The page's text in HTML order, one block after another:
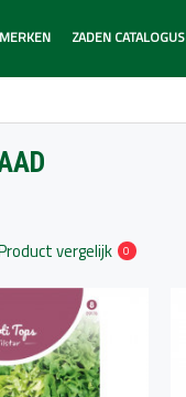
MERKEN ZADEN CATALOGUS
vergelijk 0